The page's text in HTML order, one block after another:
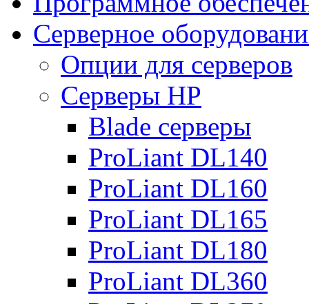
Серверное
Опции для серверов
Серверы HP
Blade серверы
ProLiant DL140
ProLiant DL160
ProLiant DL165
ProLiant DL180
ProLiant DL360